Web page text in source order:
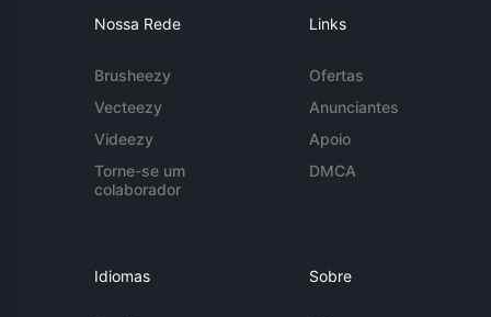
Nossa Rede
Brusheezy
Vecteezy
Videezy
Torne-se um
colaborador
Links
Ofertas
Anunciantes
Apoio
DMCA
Idiomas Sobre